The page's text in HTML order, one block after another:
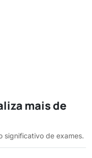
mais de
significativo de exames.